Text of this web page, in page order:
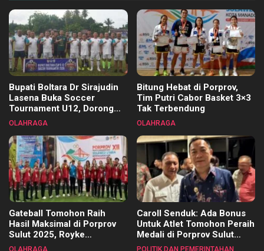
Bupati Boltara Dr Sirajudin
Lasena Buka Soccer
Tournament U12, Dorong
Pembinaan Merata di Setiap
OLAHRAGA
Bitung Hebat di Porprov,
Tim Putri Cabor Basket 3×3
Tak Terbendung
OLAHRAGA
Gateball Tomohon Raih
Hasil Maksimal di Porprov
Sulut 2025, Royke
Tangkawarouw Ucapkan
OLAHRAGA
Caroll Senduk: Ada Bonus
Untuk Atlet Tomohon Peraih
Medali di Porprov Sulut
2025
POLITIK DAN PEMERINTAHAN